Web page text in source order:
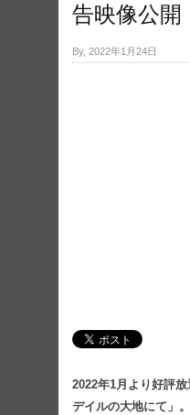
告映像公開
By, 2022年1月24日
2022年1⽉より好評
デイルの大地にて」。